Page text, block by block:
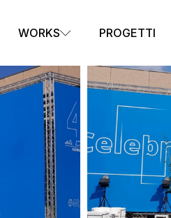
WORKS PROGETTI